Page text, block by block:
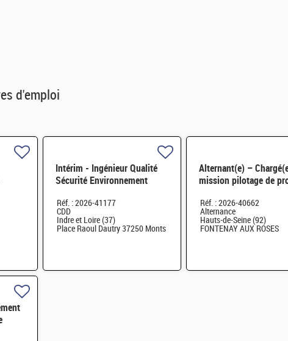
d'emploi
Intérim - Ingénieur Qualité
Sécurité Environnement
Réf. : 2026-41177
CDD
Indre et Loire (37)
Place Raoul Dautry 37250 Monts
Alternant(e) –
mission pilotage de
H/F
Réf. : 2026-40662
Alternance
Hauts-de-Seine (92)
FONTENAY AUX ROSES